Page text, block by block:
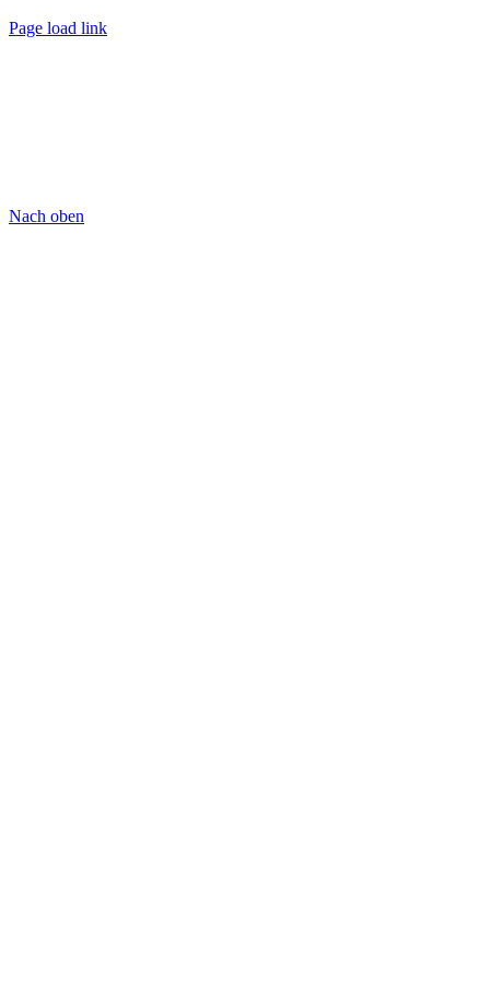
Page load link
Nach oben